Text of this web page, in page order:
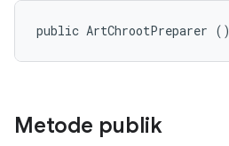
public ArtChrootPreparer ()
Metode publik